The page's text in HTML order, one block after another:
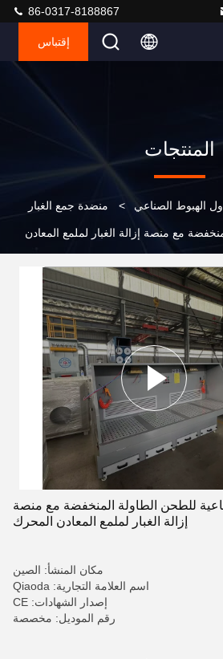
86-0317-8188867
إقتباس
المنتجات
الهبوط الصناعي > منضدة جمع الغبار
مع منصة إزالة الغبار لملمع المعادن
للطحن الطاولة المنخفضة مع منصة
إزالة الغبار لملمع المعادن المحرك
مكان المنشأ: الصين
اسم العلامة التجارية: Qiaoda
إصدار الشهادات: CE
رقم الموديل: مخصصة